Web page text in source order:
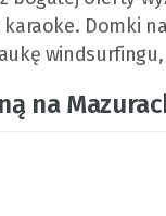
Domki
na